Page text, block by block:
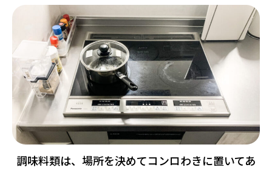
調味料類は、場所を決めてコンロわきに置いてあ